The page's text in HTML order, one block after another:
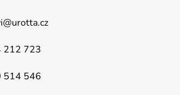
@urotta.cz
212 723
514 546